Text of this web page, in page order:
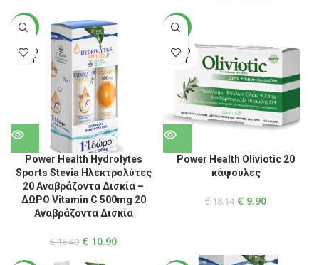
-34%
SOLD
OUT
Power Health Hydrolytes
Sports Stevia Ηλεκτρολύτες
20 Αναβράζοντα Δισκία –
ΔΩΡΟ Vitamin C 500mg 20
Αναβράζοντα Δισκία
€16.49 € 10.90
-45%
SOLD
OUT
Power Health Oliviotic 20
κάψουλες
€18.14 € 9.90